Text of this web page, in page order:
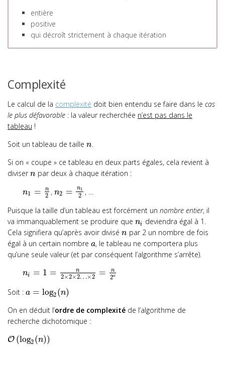
entière
positive
qui décroît strictement à chaque itération
Complexité
Le calcul de la complexité doit bien entendu se faire dans le cas
le plus défavorable : la valeur recherchée n’est pas dans le
tableau !
Soit un tableau de taille n.
Si on « coupe » ce tableau en deux parts égales, cela revient à
divisern par deux à chaque itération :
n1 = n
2 , n2 = n1
2 , …
Puisque la taille d’un tableau est forcément un nombre entier, il
va immanquablement se produire que ni deviendra égal à 1.
Cela signifiera qu’après avoir divisé n par 2 un nombre de fois
égal à un certain nombre a, le tableau ne comportera plus
qu’une seule valeur (et par conséquent l’algorithme s’arrête).
ni = 1 = n
2×2×2…×2 = n
2a
Soit : a = log2 (n)
On en déduit l’ordre de complexité de l’algorithme de
recherche dichotomique :
O (log2 (n))